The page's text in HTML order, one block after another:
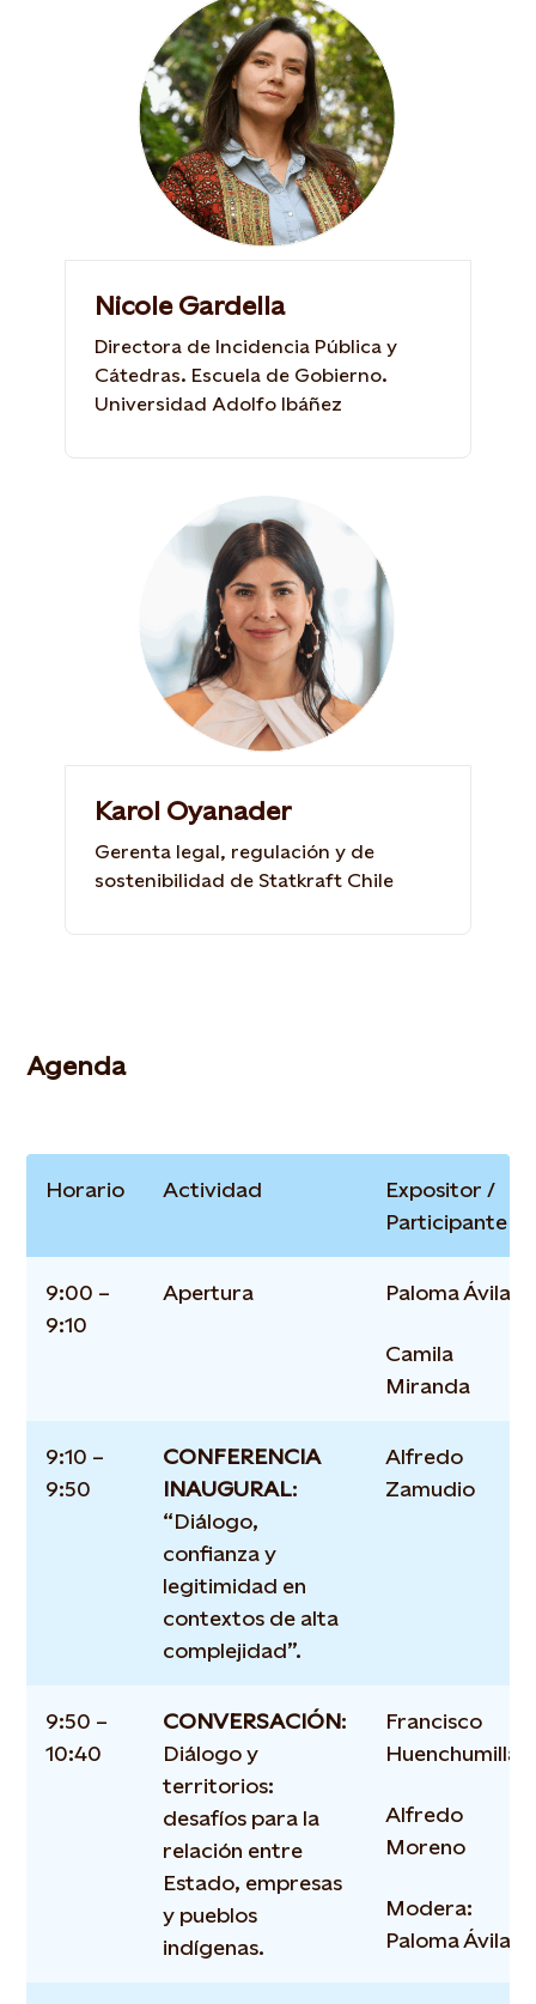
Nicole Gardella
Directora de Incidencia Pública y
Cátedras. Escuela de Gobierno.
Universidad Adolfo Ibáñez
Karol Oyanader
Gerenta legal, regulación y de
sostenibilidad de Statkraft Chile
Agenda
Horario Actividad
Expositor /
Participante
9:00 –
9:10
Apertura Paloma Ávila
Camila
Miranda
9:10 –
9:50
CONFERENCIA
INAUGURAL:
“Diálogo,
confianza y
legitimidad en
contextos de alta
complejidad”.
Alfredo
Zamudio
9:50 –
10:40
CONVERSACIÓN:
Diálogo y
territorios:
desafíos para la
relación entre
Estado, empresas
y pueblos
indígenas.
Francisco
Huenchumilla
Alfredo
Moreno
Modera:
Paloma Ávila